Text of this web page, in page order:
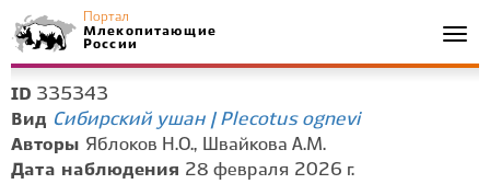
Портал
Млекопитающие
России
ID 335343
Вид Сибирский ушан | Plecotus ognevi
Авторы Яблоков Н.О., Швайкова А.М.
Дата наблюдения 28 февраля 2026 г.